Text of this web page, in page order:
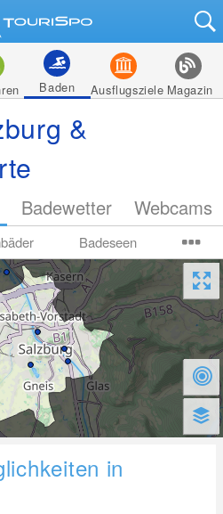
Baden Ausflugsziele Magazin
&
Badewetter Webcams
Badeseen
in